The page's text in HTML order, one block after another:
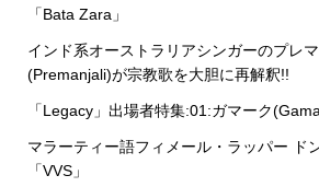
「Bata Zara」
インド系オーストラリアシンガーのプレ
(Premanjali)が宗教歌を大胆に再解釈!!
「Legacy」出場者特集:01:ガマーク
マラーティー語フィメール・ラッパー ド
「VVS」